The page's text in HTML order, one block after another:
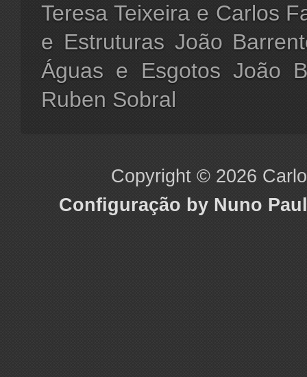
Teresa Teixeira e Carlos
e Estruturas João
Águas e Esgotos João
Ruben Sobral
Copyright © 2026
Configuração by Nuno